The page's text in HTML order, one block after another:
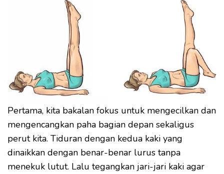
Pertama, kita bakalan fokus untuk mengecilkan dan
mengencangkan paha bagian depan sekaligus
perut kita. Tiduran dengan kedua kaki yang
dinaikkan dengan benar-benar lurus tanpa
menekuk lutut. Lalu tegangkan jari-jari kaki agar